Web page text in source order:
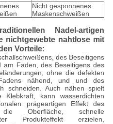
Nicht gesponnenes
Maskenschweißen
Nadel-artigen
nichtgewebte nahtlose mit
Vorteile:
des Beseitigens
Faden, des Beseitigens des
ohne die defekten
nähend, und und des
schneiden. Auch nähen spielt
kann wasserdichten
prägeartigen Effekt des
Oberfläche, schnelle
Produkteffekt erzielen,